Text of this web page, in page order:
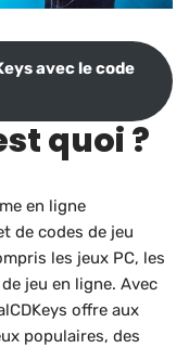
avec le code
quoi ?
en ligne
de codes de jeu
les jeux PC, les
jeu en ligne. Avec
offre aux
populaires, des